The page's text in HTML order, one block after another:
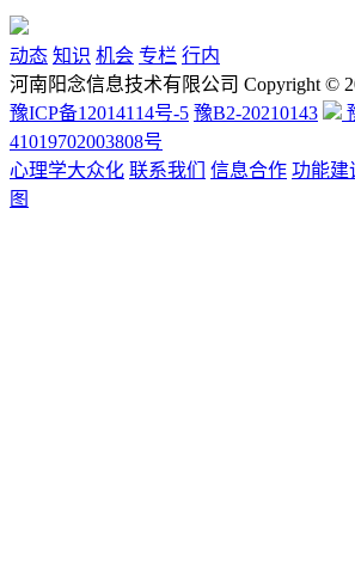
动态 知识 机会 专栏 行内
河南阳念信息技术有限公司 Copyright ©
豫ICP备12014114号-5 豫B2-20210143
41019702003808号
心理学大众化 联系我们 信息合作 功能建
图